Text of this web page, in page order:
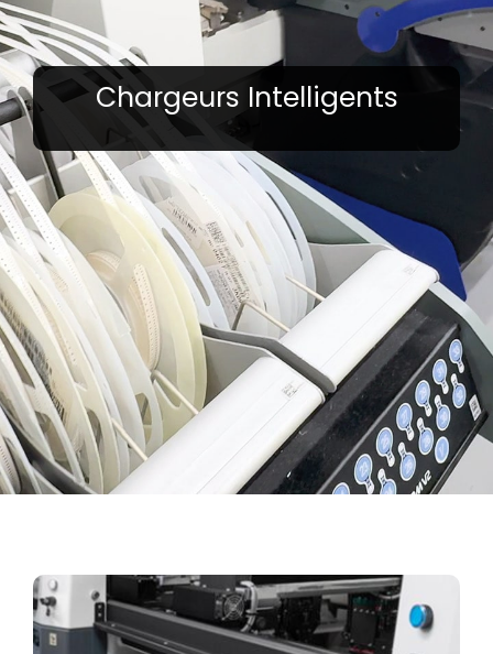
Chargeurs Intelligents